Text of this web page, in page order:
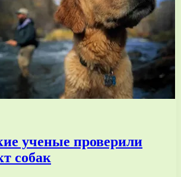
ученые проверили
собак